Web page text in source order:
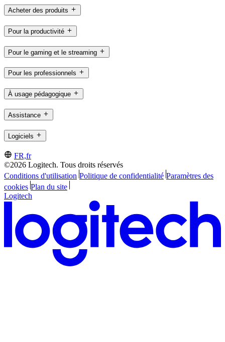
Acheter des produits
Pour la productivité
Pour le gaming et le streaming
Pour les professionnels
À usage pédagogique
Assistance
Logiciels
FR,fr
©2026 Logitech. Tous droits réservés
Conditions d'utilisation Politique de confidentialité Paramètres des
cookies Plan du site
Logitech